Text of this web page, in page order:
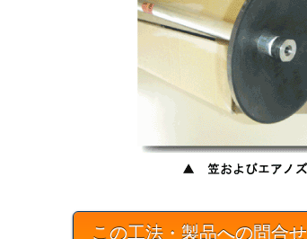
この工法・製品への問合せ